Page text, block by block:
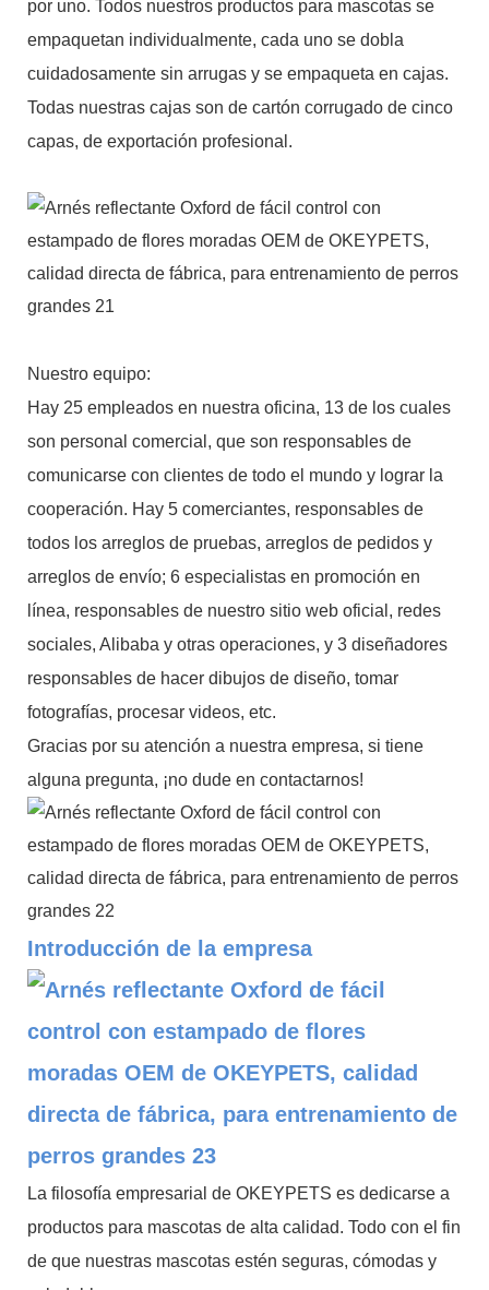
por uno. Todos nuestros productos para mascotas se
empaquetan individualmente, cada uno se dobla
cuidadosamente sin arrugas y se empaqueta en cajas.
Todas nuestras cajas son de cartón corrugado de cinco
capas, de exportación profesional.
Nuestro equipo:
Hay 25 empleados en nuestra oficina, 13 de los cuales
son personal comercial, que son responsables de
comunicarse con clientes de todo el mundo y lograr la
cooperación. Hay 5 comerciantes, responsables de
todos los arreglos de pruebas, arreglos de pedidos y
arreglos de envío; 6 especialistas en promoción en
línea, responsables de nuestro sitio web oficial, redes
sociales, Alibaba y otras operaciones, y 3 diseñadores
responsables de hacer dibujos de diseño, tomar
fotografías, procesar videos, etc.
Gracias por su atención a nuestra empresa, si tiene
alguna pregunta, ¡no dude en contactarnos!
Introducción de la empresa
La filosofía empresarial de OKEYPETS es dedicarse a
productos para mascotas de alta calidad. Todo con el fin
de que nuestras mascotas estén seguras, cómodas y